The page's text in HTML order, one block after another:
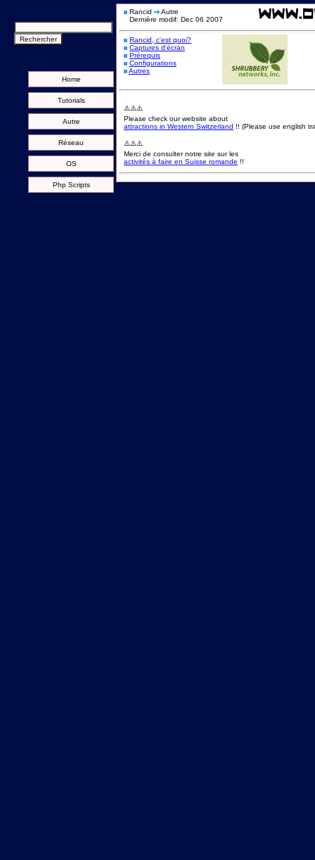
Home
Tutorials
Autre
Réseau
OS
Php Scripts
Rancid
Autre
Dernière modif: Dec 06 2007
Rancid, c'est quoi?
Captures d'écran
Prérequis
Configurations
Autres
⚠️⚠️⚠️
Please check our website about
attractions in Western Switzerland !! (Please use english
⚠️⚠️⚠️
Merci de consulter notre site sur les
activités à faire en Suisse romande !!